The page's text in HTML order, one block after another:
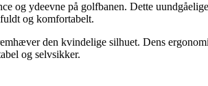
og ydeevne på golfbanen. Dette
og komfortabelt.
den kvindelige silhuet. Dens
og selvsikker.